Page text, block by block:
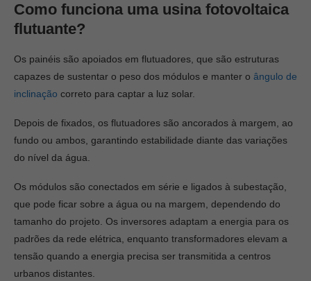
Como funciona uma usina fotovoltaica
flutuante?
Os painéis são apoiados em flutuadores, que são estruturas
capazes de sustentar o peso dos módulos e manter o ângulo de
inclinação correto para captar a luz solar.
Depois de fixados, os flutuadores são ancorados à margem, ao
fundo ou ambos, garantindo estabilidade diante das variações
do nível da água.
Os módulos são conectados em série e ligados à subestação,
que pode ficar sobre a água ou na margem, dependendo do
tamanho do projeto. Os inversores adaptam a energia para os
padrões da rede elétrica, enquanto transformadores elevam a
tensão quando a energia precisa ser transmitida a centros
urbanos distantes.